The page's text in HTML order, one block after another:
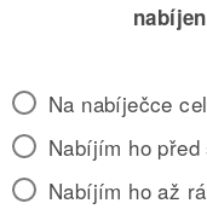
Na nabíječce
Nabíjím ho před
Nabíjím ho až